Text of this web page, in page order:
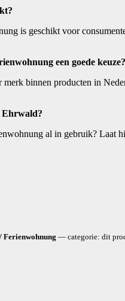
is geschikt voor
een goede keuze?
merk binnen producten in
Ehrwald?
al in gebruik? Laat
Ferienwohnung — categorie: dit